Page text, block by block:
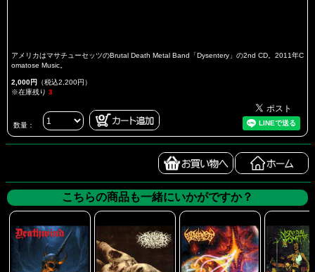
アメリカはマサチューセッツのBrutal Death Metal Band「Dysentery」の2nd CD。2011年C
omatose Music。
2,000円 （税込2,200円）
※在庫残り 3
数量：
こちらの商品も一緒にいかがですか？